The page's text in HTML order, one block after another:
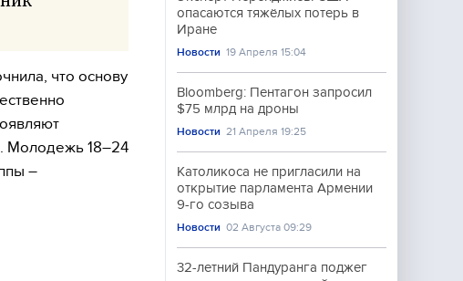
что основу
Молодежь 18–24
–
опасаются тяжёлых потерь в
Иране
Новости 19 Апреля 15:04
Bloomberg: Пентагон запросил
$75 млрд на дроны
Новости 21 Апреля 19:25
Католикоса не пригласили на
открытие парламента Армении
9-го созыва
Новости 02 Августа 09:29
32-летний Пандуранга поджег